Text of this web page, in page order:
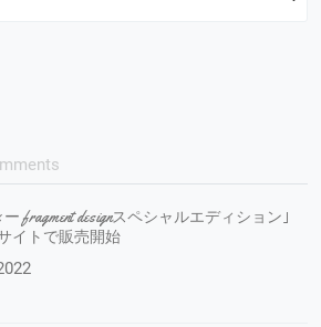
ー fragment designスペシャルエディション｣
イトで販売開始